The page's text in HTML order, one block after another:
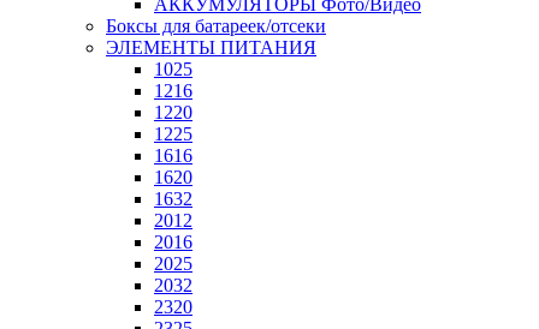
АККУМУЛЯТОРЫ Фото/Видео
Боксы для батареек/отсеки
ЭЛЕМЕНТЫ ПИТАНИЯ
1025
1216
1220
1225
1616
1620
1632
2012
2016
2025
2032
2320